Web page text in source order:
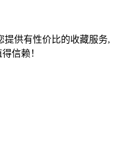
提供有性价比的收藏服务,
信赖！